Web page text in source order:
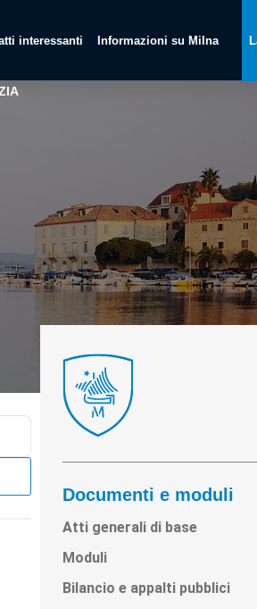
interessanti Informazioni su Milna
Documenti e moduli
Atti generali di base
Moduli
Bilancio e appalti pubblici